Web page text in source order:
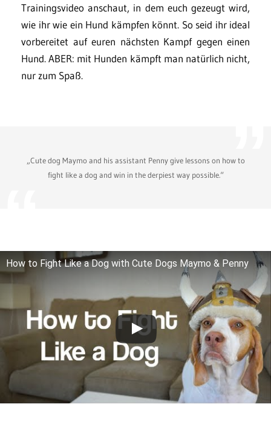
Trainingsvideo anschaut, in dem euch gezeugt wird,
wie ihr wie ein Hund kämpfen könnt. So seid ihr ideal
vorbereitet auf euren nächsten Kampf gegen einen
Hund. ABER: mit Hunden kämpft man natürlich nicht,
nur zum Spaß.
„Cute dog Maymo and his assistant Penny give lessons on how to
fight like a dog and win in the derpiest way possible.“
How to Fight Like a Dog with Cute Dogs Maymo & Penny